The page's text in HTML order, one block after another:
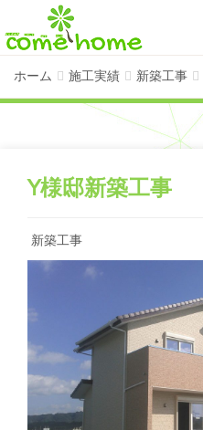
ホーム 施工実績 新築工事
Y様邸新築工事
新築工事